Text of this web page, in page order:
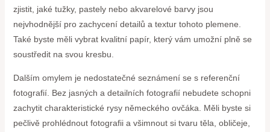
zjistit, jaké tužky, pastely nebo akvarelové barvy jsou
nejvhodnější pro zachycení detailů a textur tohoto plemene.
Také byste měli vybrat kvalitní papír, který vám umožní plně se
soustředit na svou kresbu.
Dalším omylem je nedostatečné seznámení se s referenční
fotografií. Bez jasných a detailních fotografií nebudete schopni
zachytit charakteristické rysy německého ovčáka. Měli byste si
pečlivě prohlédnout fotografii a všimnout si tvaru těla, obličeje,